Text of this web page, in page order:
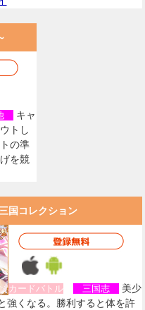
キャ
トし
の準
を競
国コレクション
カードバトル 三国志
美少
強くなる。勝利すると体を許